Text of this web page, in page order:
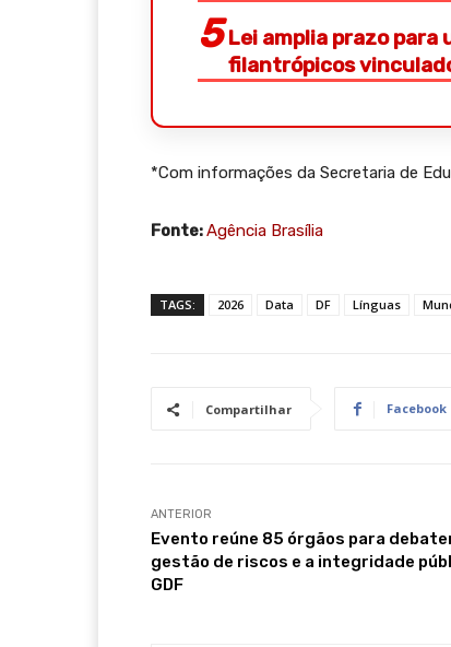
Lei amplia prazo para
filantrópicos
*Com informações da Secretaria de
Fonte:Agência Brasília
TAGS: 2026 Data DF Línguas
Compartilhar Facebook
ANTERIOR
Evento reúne 85 órgãos para
gestão de riscos e a integridade
GDF